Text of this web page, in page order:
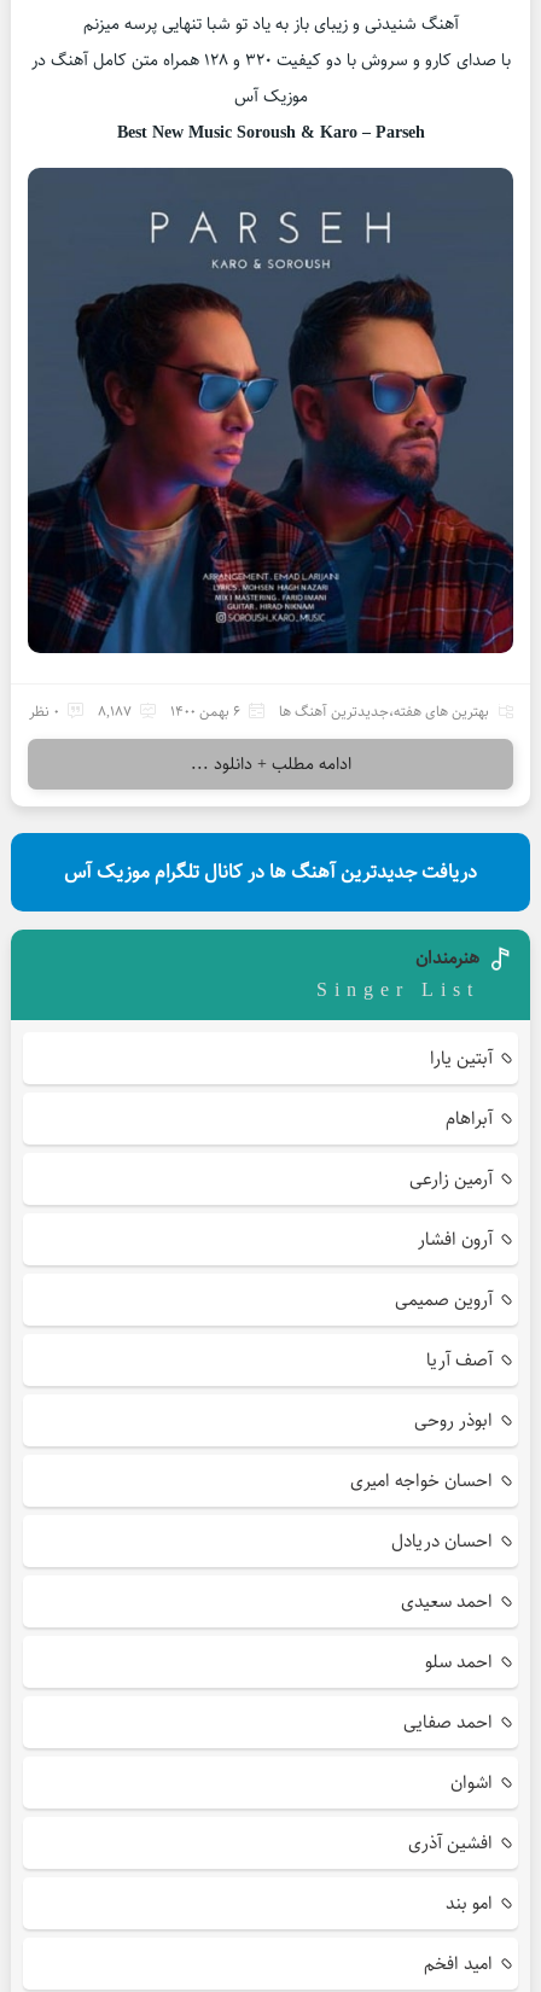
آهنگ شنیدنی و زیبای باز به یاد تو شبا تنهایی پرسه میزنم
با صدای کارو و سروش با دو کیفیت ۳۲۰ و ۱۲۸ همراه متن کامل آهنگ در
موزیک آس
Best New Music Soroush & Karo – Parseh
بهترین های هفته،جدیدترین آهنگ ها 6 بهمن 1400 8,187 0 نظر
ادامه مطلب + دانلود ...
دریافت جدیدترین آهنگ ها در کانال تلگرام موزیک آس
هنرمندان
Singer List
آبتین یارا
آبراهام
آرمین زارعی
آرون افشار
آروین صمیمی
آصف آریا
ابوذر روحی
احسان خواجه امیری
احسان دریادل
احمد سعیدی
احمد سلو
احمد صفایی
اشوان
افشین آذری
امو بند
امید افخم